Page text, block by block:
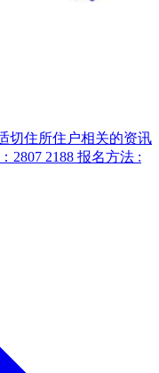
切住所住户相关的资讯
2807 2188 报名方法 :